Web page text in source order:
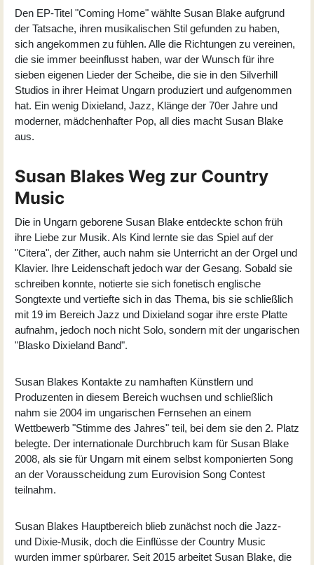
Den EP-Titel "Coming Home" wählte Susan Blake aufgrund
der Tatsache, ihren musikalischen Stil gefunden zu haben,
sich angekommen zu fühlen. Alle die Richtungen zu vereinen,
die sie immer beeinflusst haben, war der Wunsch für ihre
sieben eigenen Lieder der Scheibe, die sie in den Silverhill
Studios in ihrer Heimat Ungarn produziert und aufgenommen
hat. Ein wenig Dixieland, Jazz, Klänge der 70er Jahre und
moderner, mädchenhafter Pop, all dies macht Susan Blake
aus.
Susan Blakes Weg zur Country
Music
Die in Ungarn geborene Susan Blake entdeckte schon früh
ihre Liebe zur Musik. Als Kind lernte sie das Spiel auf der
"Citera", der Zither, auch nahm sie Unterricht an der Orgel und
Klavier. Ihre Leidenschaft jedoch war der Gesang. Sobald sie
schreiben konnte, notierte sie sich fonetisch englische
Songtexte und vertiefte sich in das Thema, bis sie schließlich
mit 19 im Bereich Jazz und Dixieland sogar ihre erste Platte
aufnahm, jedoch noch nicht Solo, sondern mit der ungarischen
"Blasko Dixieland Band".
Susan Blakes Kontakte zu namhaften Künstlern und
Produzenten in diesem Bereich wuchsen und schließlich
nahm sie 2004 im ungarischen Fernsehen an einem
Wettbewerb "Stimme des Jahres" teil, bei dem sie den 2. Platz
belegte. Der internationale Durchbruch kam für Susan Blake
2008, als sie für Ungarn mit einem selbst komponierten Song
an der Vorausscheidung zum Eurovision Song Contest
teilnahm.
Susan Blakes Hauptbereich blieb zunächst noch die Jazz-
und Dixie-Musik, doch die Einflüsse der Country Music
wurden immer spürbarer. Seit 2015 arbeitet Susan Blake, die